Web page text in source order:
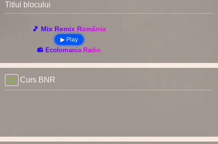
Titlul blocului
🎵 Mix Remix România
▶ Play
📻 Ecolomania Radio
Curs BNR